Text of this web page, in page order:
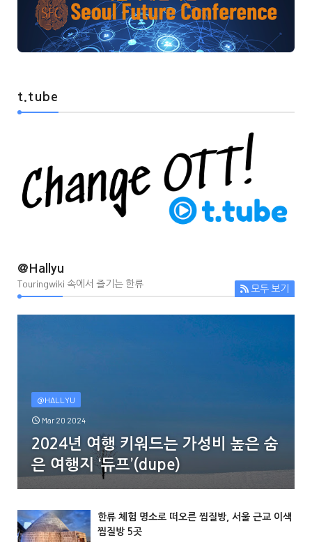
t.tube
@Hallyu
Touringwiki 속에서 즐기는 한류 모두 보기
@HALLYU
Mar 20 2024
2024년 여행 키워드는 가성비 높은 숨
은 여행지 ‘듀프’(dupe)
한류 체험 명소로 떠오른 찜질방, 서울 근교 이색
찜질방 5곳